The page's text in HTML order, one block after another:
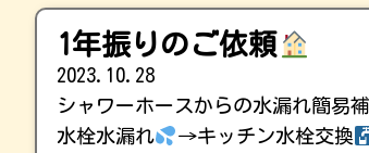
1年振りのご依頼
2023.10.28
シャワーホースからの水漏れ簡易
水栓水漏れ
→キッチン水栓交換